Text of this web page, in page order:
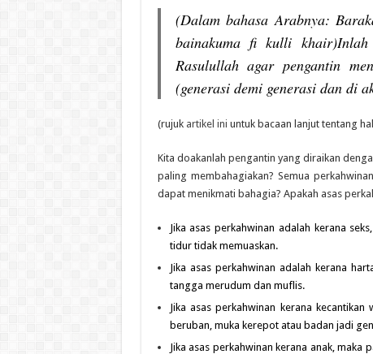
(Dalam bahasa Arabnya:
bainakuma fi kulli
Rasulullah agar pengantin
(generasi demi generasi dan di
(rujuk artikel ini untuk bacaan lanjut tentang
Kita doakanlah pengantin yang diraikan
paling membahagiakan? Semua
dapat menikmati bahagia? Apakah asas
Jika asas perkahwinan adalah kerana
tidur tidak memuaskan.
Jika asas perkahwinan adalah kerana
tangga merudum dan muflis.
Jika asas perkahwinan kerana
beruban, muka kerepot atau badan jadi
Jika asas perkahwinan kerana anak, maka